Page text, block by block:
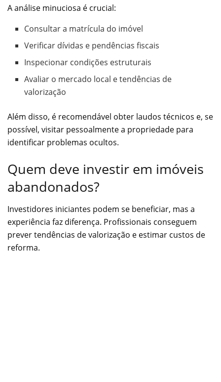
A análise minuciosa é crucial:
Consultar a matrícula do imóvel
Verificar dívidas e pendências fiscais
Inspecionar condições estruturais
Avaliar o mercado local e tendências de
valorização
Além disso, é recomendável obter laudos técnicos e, se
possível, visitar pessoalmente a propriedade para
identificar problemas ocultos.
Quem deve investir em imóveis
abandonados?
Investidores iniciantes podem se beneficiar, mas a
experiência faz diferença. Profissionais conseguem
prever tendências de valorização e estimar custos de
reforma.